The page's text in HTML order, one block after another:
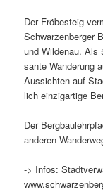
Der Fröbesteig
Schwarzenberger
und Wildenau. Als
sante Wanderung
Aussichten auf
lich einzig­ar­tige
Der
anderen
-> Infos: